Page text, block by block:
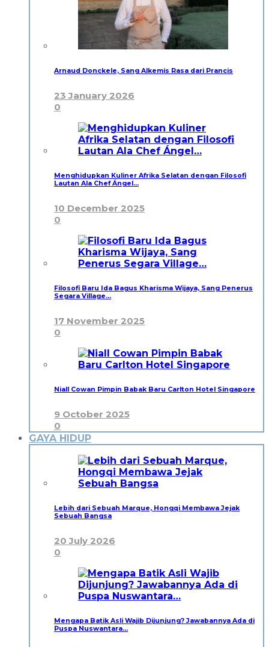
Arnaud Donckele, Sang Alkemis Rasa dari Prancis
23 January 2026
0
Menghidupkan Kuliner Afrika Selatan dengan Filosofi
Lautan Ala Chef Ángel…
10 December 2025
0
Filosofi Baru Ida Bagus Kharisma Wijaya, Sang Penerus
Segara Village…
17 November 2025
0
Niall Cowan Pimpin Babak Baru Carlton Hotel Singapore
9 October 2025
0
GAYA HIDUP
Lebih dari Sebuah Marque, Hongqi Membawa Jejak
Sebuah Bangsa
20 July 2026
0
Mengapa Batik Asli Wajib Dijunjung? Jawabannya Ada di
Puspa Nuswantara…